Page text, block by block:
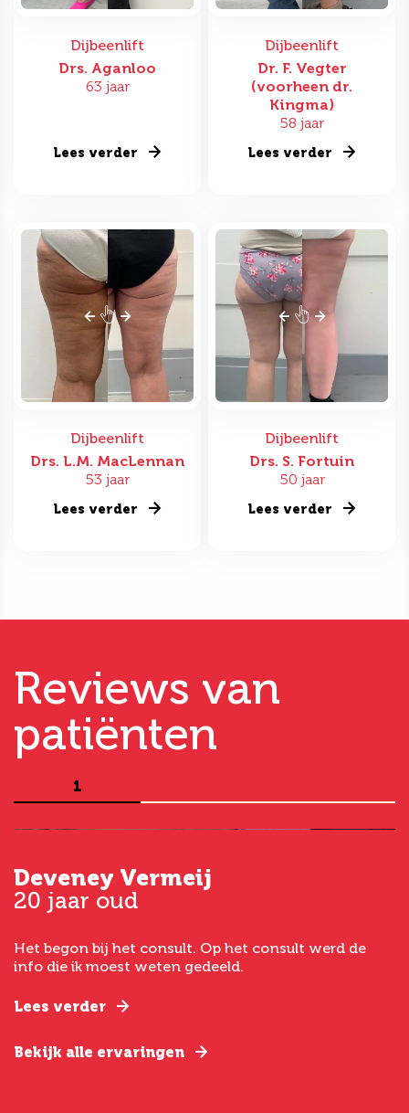
Dijbeenlift
Drs. Aganloo
63 jaar
Lees verder
Dijbeenlift
Dr. F. Vegter
(voorheen dr.
Kingma)
58 jaar
Lees verder
Dijbeenlift
Drs. L.M. MacLennan
53 jaar
Lees verder
Dijbeenlift
Drs. S. Fortuin
50 jaar
Lees verder
Reviews van
patiënten
1
Deveney Vermeij
20 jaar oud
Het begon bij het consult. Op het consult werd de
info die ik moest weten gedeeld.
Lees verder
Bekijk alle ervaringen